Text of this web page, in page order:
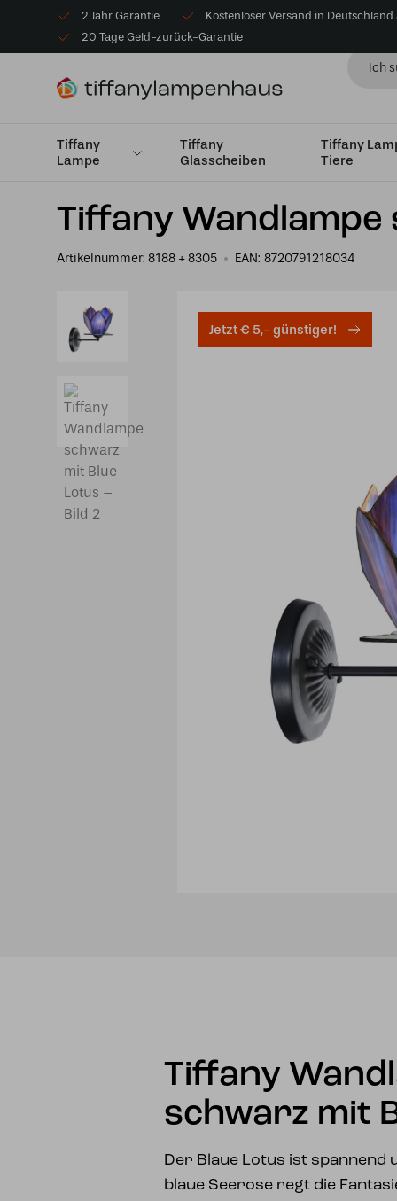
2 Jahr Garantie
Kostenloser Versand in
20 Tage Geld-zurück-Garantie
Tiffany
Lampe
Tiffany
Glasscheiben
Tiffany
Tiere
Startseite Tiffany Wandleuchte Wandleuchte mit
Tiffany Wandlampe
Artikelnummer: 8188 + 8305 EAN: 8720791218034
Jetzt € 5,- günstiger!
Tiffany
schwarz mit
Der Blaue Lotus ist spannend
blaue Seerose regt die